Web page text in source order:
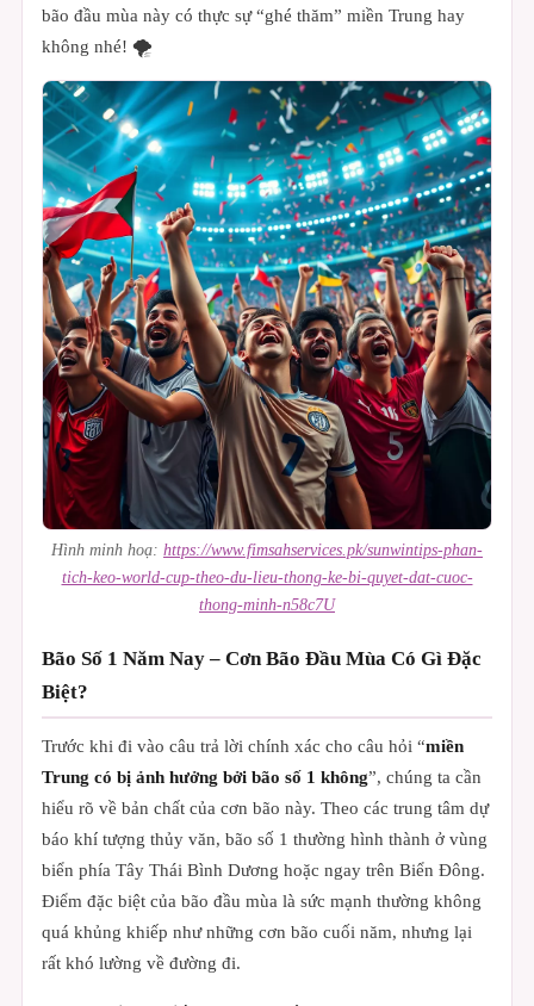
bão đầu mùa này có thực sự “ghé thăm” miền Trung hay
không nhé! 🌪️
Hình minh hoạ: https://www.fimsahservices.pk/sunwintips-phan-
tich-keo-world-cup-theo-du-lieu-thong-ke-bi-quyet-dat-cuoc-
thong-minh-n58c7U
Bão Số 1 Năm Nay – Cơn Bão Đầu Mùa Có Gì Đặc
Biệt?
Trước khi đi vào câu trả lời chính xác cho câu hỏi “miền
Trung có bị ảnh hưởng bởi bão số 1 không”, chúng ta cần
hiểu rõ về bản chất của cơn bão này. Theo các trung tâm dự
báo khí tượng thủy văn, bão số 1 thường hình thành ở vùng
biển phía Tây Thái Bình Dương hoặc ngay trên Biển Đông.
Điểm đặc biệt của bão đầu mùa là sức mạnh thường không
quá khủng khiếp như những cơn bão cuối năm, nhưng lại
rất khó lường về đường đi.